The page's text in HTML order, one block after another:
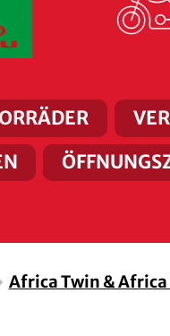
Africa Twin &